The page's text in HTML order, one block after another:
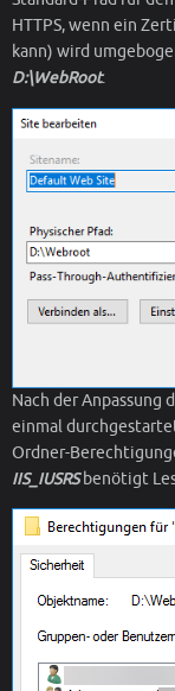
HTTPS, wenn ein
kann) wird
D:\WebRoot.
Nach der Anpassung
einmal
Ordner-
IIS_IUSRSbenötigt